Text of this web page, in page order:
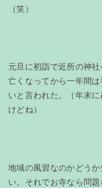
（笑）
元旦に初詣で近所の神
亡くなってから一年間
いと言われた。（年末
けどね）
地域の風習なのかどう
い。それでお寺なら問